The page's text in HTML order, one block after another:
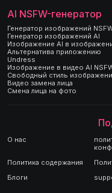
AI NSFW-генератор
Генератор изображений
Генератор изображений AI
Изображение AI в
Альтернатива приложению
Undress
Изображение в видео AI
Свободный стиль
Видео замена лица
Смена лица на фото
О нас
Политика содержания
Блоги